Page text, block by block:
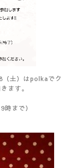
土）はpolkaでク
ます。
まで）